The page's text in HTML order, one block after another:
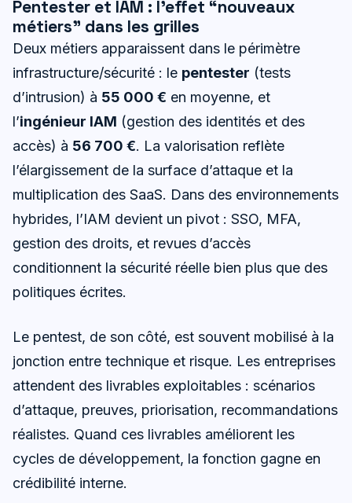
Pentester et IAM : l’effet “nouveaux
métiers” dans les grilles
Deux métiers apparaissent dans le périmètre
infrastructure/sécurité : le pentester (tests
d’intrusion) à 55 000 € en moyenne, et
l’ingénieur IAM (gestion des identités et des
accès) à 56 700 €. La valorisation reflète
l’élargissement de la surface d’attaque et la
multiplication des SaaS. Dans des environnements
hybrides, l’IAM devient un pivot : SSO, MFA,
gestion des droits, et revues d’accès
conditionnent la sécurité réelle bien plus que des
politiques écrites.
Le pentest, de son côté, est souvent mobilisé à la
jonction entre technique et risque. Les entreprises
attendent des livrables exploitables : scénarios
d’attaque, preuves, priorisation, recommandations
réalistes. Quand ces livrables améliorent les
cycles de développement, la fonction gagne en
crédibilité interne.